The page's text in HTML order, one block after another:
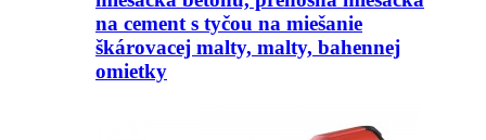
na cement s tyčou na miešanie
škárovacej malty, malty, bahennej
omietky